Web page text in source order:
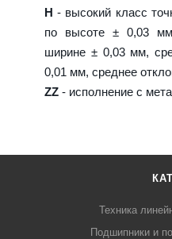
H - высокий класс
по высоте ± 0,03
ширине ± 0,03 мм,
0,01 мм, среднее
ZZ - исполнение с
Техника
Подшипники и